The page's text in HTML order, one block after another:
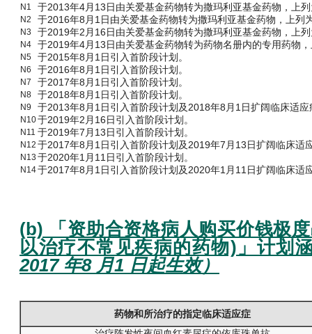
N1 于2013年4月13日由关爱基金药物转为撒玛利亚基金药物，上
N2 于2016年8月1日由关爱基金药物转为撒玛利亚基金药物，上列
N3 于2019年2月16日由关爱基金药物转为撒玛利亚基金药物，上
N4 于2019年4月13日由关爱基金药物转为药物名册内的专用药物
N5 于2015年8月1日引入首阶段计划。
N6 于2016年8月1日引入首阶段计划。
N7 于2017年8月1日引入首阶段计划。
N8 于2018年8月1日引入首阶段计划。
N9 于2013年8月1日引入首阶段计划及2018年8月1日扩阔临床适应
N10于2019年2月16日引入首阶段计划。
N11 于2019年7月13日引入首阶段计划。
N12 于2017年8月1日引入首阶段计划及2019年7月13日扩阔临床适
N13 于2020年1月11日引入首阶段计划。
N14于2017年8月1日引入首阶段计划及2020年1月11日扩阔临床适
(b) 「资助合资格病人购买价钱极
以治疗不常见疾病的药物)」计划
2017 年8 月1 日起生效）
药物和所治疗的指定临床适应症